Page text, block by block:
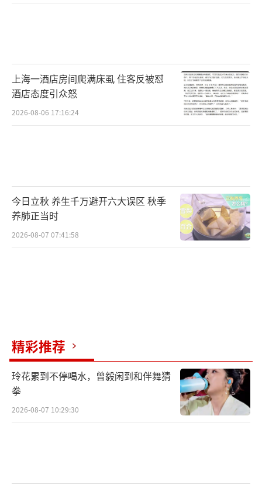
上海一酒店房间爬满床虱 住客反被怼
酒店态度引众怒
2026-08-06 17:16:24
今日立秋 养生千万避开六大误区 秋季
养肺正当时
2026-08-07 07:41:58
精彩推荐
玲花累到不停喝水，曾毅闲到和伴舞猜
拳
2026-08-07 10:29:30